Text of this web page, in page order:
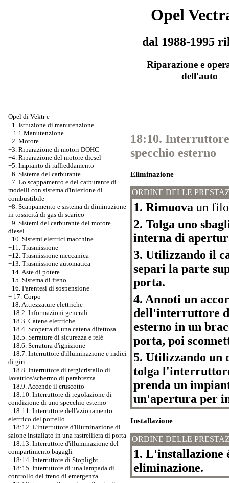
Opel
dal 1988-1995
Riparazione e
dell'auto
Opel di Vektr e
+1. Istruzione di manutenzione
+ 1.1 Manutenzione
+2. Motore
+3. Riparazione di motori DOHC
+4. Riparazione del motore diesel
+5. Impianto di raffreddamento
+6. Sistema del carburante
+7. Lo scappamento e del carburante di
modelli con sistema d'iniezione di
combustibile
+8. Scappamento e sistema di diminuzione
in tossicità di gas di scarico
+9. Sistemi del carburante del motore
diesel
+10. Sistemi elettrici macchine
+11. Trasmissione
+12. Trasmissione meccanica
+13. Trasmissione automatica
+14. Aste di potere
+15. Sistema di freno
+16. Parentesi di sospensione
+ 17. Corpo
- 18. Attrezzature elettriche
18.2. Informazioni generali
18.3. Catene elettriche
18.4. Scoperta di una catena difettosa
18.5. Serrature di sicurezza e relé
18.6. Serratura d'ignizione
18.7. Interruttore d'illuminazione e indici
di giri
18.8. Interruttore di tergicristallo di
lavatrice/schermo di parabrezza
18.9. Accende il cruscotto
18:10. Interruttore di regolazione di
condizione di uno specchio esterno
18:11. Interruttore dell'azionamento
elettrico del portello
18:12. L'interruttore d'illuminazione di
salone installato in una rastrelliera di porta
18:13. Interruttore d'illuminazione del
compartimento bagagli
18:14. Interruttore di Stoplight.
18:15. Interruttore di una lampada di
controllo del freno di emergenza
18:10.
specchio esterno
Eliminazione
ORDINE DELLE
1. Rimuova un
2. Tolga uno
interna di
3. Utilizzando il
separi la parte
porta.
4. Annoti un
dell'interruttore
esterno in un
porta, poi
5. Utilizzando un
tolga
prenda un
un'apertura per
Installazione
ORDINE DELLE
1. L'installazione
eliminazione.